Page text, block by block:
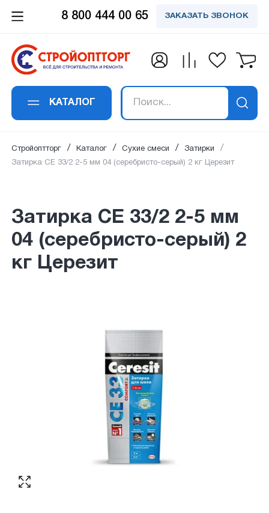
8 800 444 00 65 ЗАКАЗАТЬ ЗВОНОК
КАТАЛОГ
Стройоптторг Каталог Сухие смеси
Затирки
Затирка СЕ 33/2 2-5 мм 04 (серебристо-серый) 2 кг Церезит
Затирка СЕ 33/2 2-5 мм
04 (серебристо-серый) 2
кг Церезит
Заказать обратный
звонок
Ваше имя*:
Согласен с обработкой персональных
ПЕРЕЗВОНИТЕ МНЕ
Заказать в 1 клик
Затирка СЕ 33/2 2-5 мм 04
(серебристо-серый) 2 кг Церезит
Ваше имя*:
Согласен с обработкой персональных
данных в соответствии с
конфиденциальности
КУПИТЬ
опубликован сразу после проверки
модаратором.
свяжется с вами
свяжемся с вами в ближайшее время по
указанным контактам.
подписались на
рассылку
на новости и акции.